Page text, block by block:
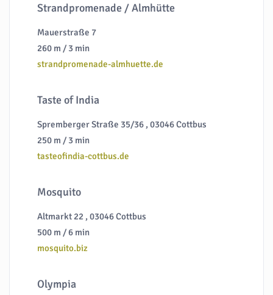
Strandpromenade / Almhütte
Mauerstraße 7
260 m / 3 min
strandpromenade-almhuette.de
Taste of India
Spremberger Straße 35/36 , 03046 Cottbus
250 m / 3 min
tasteofindia-cottbus.de
Mosquito
Altmarkt 22 , 03046 Cottbus
500 m / 6 min
mosquito.biz
Olympia